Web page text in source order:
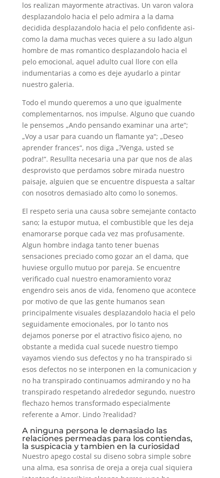
los realizan mayormente atractivas. Un varon valora
desplazandolo hacia el pelo admira a la dama
decidida desplazandolo hacia el pelo confidente asi­
como la dama muchas veces quiere a su lado algun
hombre de mas romantico desplazandolo hacia el
pelo emocional, aquel adulto cual llore con ella
indumentarias a como es deje ayudarlo a pintar
nuestro galeria.
Todo el mundo queremos a uno que igualmente
complementarnos, nos impulse. Alguno que cuando
le pensemos „Ando pensando examinar una arte“;
„Voy a usar para cuando un flamante ya“; „Deseo
aprender frances“, nos diga „?Venga, usted se
podra!“. Resullta necesaria una par que nos de alas
desprovisto que perdamos sobre mirada nuestro
paisaje, alguien que se encuentre dispuesta a saltar
con nosotros demasiado alto como lo sonemos.
El respeto seri­a una causa sobre semejante contacto
sano; la estupor mutua, el combustible que les deja
enamorarse porque cada vez mas profusamente.
Algun hombre indaga tanto tener buenas
sensaciones preciado como gozar an el dama, que
huviese orgullo mutuo por pareja. Se encuentre
verificado cual nuestro enamoramiento voraz
engendro seis anos de vida, fenomeno que acontece
por motivo de que las gente humanos sean
principalmente visuales desplazandolo hacia el pelo
seguidamente emocionales, por lo tanto nos
dejamos ponerse por el atractivo fisico ajeno, no
obstante a medida cual sucede nuestro tiempo
vayamos viendo sus defectos y no ha transpirado si
esos defectos no se interponen en la comunicacion y
no ha transpirado continuamos admirando y no ha
transpirado respetando alrededor segundo, nuestro
flechazo hemos transformado especialmente
referente a Amor. Lindo ?realidad?
A ninguna persona le demasiado las
relaciones permeadas para los contiendas,
la suspicacia y tambien en la curiosidad
Nuestro apego costal su diseno sobra simple sobre
una alma, esa sonrisa de oreja a oreja cual siquiera